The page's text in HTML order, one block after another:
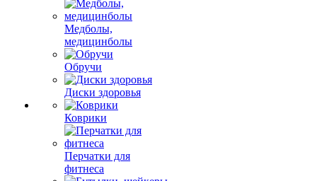
Медболы,
медицинболы
Обручи
Диски здоровья
Коврики
Перчатки для
фитнеса